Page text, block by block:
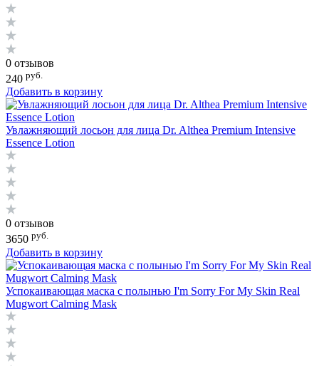
0 отзывов
240 руб.
Добавить в корзину
Увлажняющий лосьон для лица Dr. Althea Premium Intensive
Essence Lotion
0 отзывов
3650 руб.
Добавить в корзину
Успокаивающая маска с полынью I'm Sorry For My Skin Real
Mugwort Calming Mask